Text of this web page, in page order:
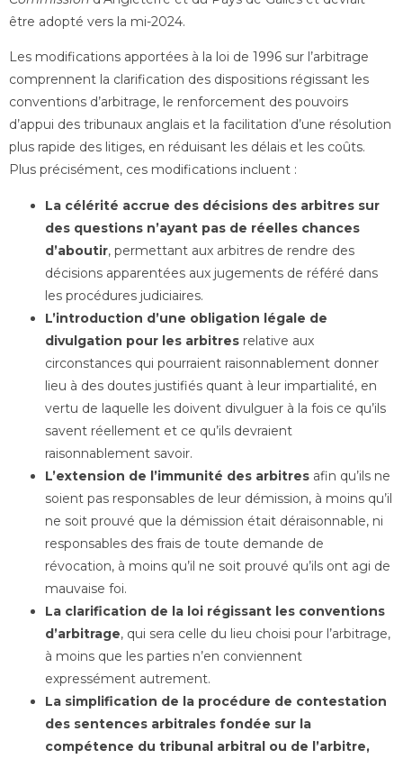
être adopté vers la mi-2024.
Les modifications apportées à la loi de 1996 sur l’arbitrage
comprennent la clarification des dispositions régissant les
conventions d’arbitrage, le renforcement des pouvoirs
d’appui des tribunaux anglais et la facilitation d’une résolution
plus rapide des litiges, en réduisant les délais et les coûts.
Plus précisément, ces modifications incluent :
La célérité accrue des décisions des arbitres sur
des questions n’ayant pas de réelles chances
d’aboutir, permettant aux arbitres de rendre des
décisions apparentées aux jugements de référé dans
les procédures judiciaires.
L’introduction d’une obligation légale de
divulgation pour les arbitres relative aux
circonstances qui pourraient raisonnablement donner
lieu à des doutes justifiés quant à leur impartialité, en
vertu de laquelle les doivent divulguer à la fois ce qu’ils
savent réellement et ce qu’ils devraient
raisonnablement savoir.
L’extension de l’immunité des arbitres afin qu’ils ne
soient pas responsables de leur démission, à moins qu’il
ne soit prouvé que la démission était déraisonnable, ni
responsables des frais de toute demande de
révocation, à moins qu’il ne soit prouvé qu’ils ont agi de
mauvaise foi.
La clarification de la loi régissant les conventions
d’arbitrage, qui sera celle du lieu choisi pour l’arbitrage,
à moins que les parties n’en conviennent
expressément autrement.
La simplification de la procédure de contestation
des sentences arbitrales fondée sur la
compétence du tribunal arbitral ou de l’arbitre,